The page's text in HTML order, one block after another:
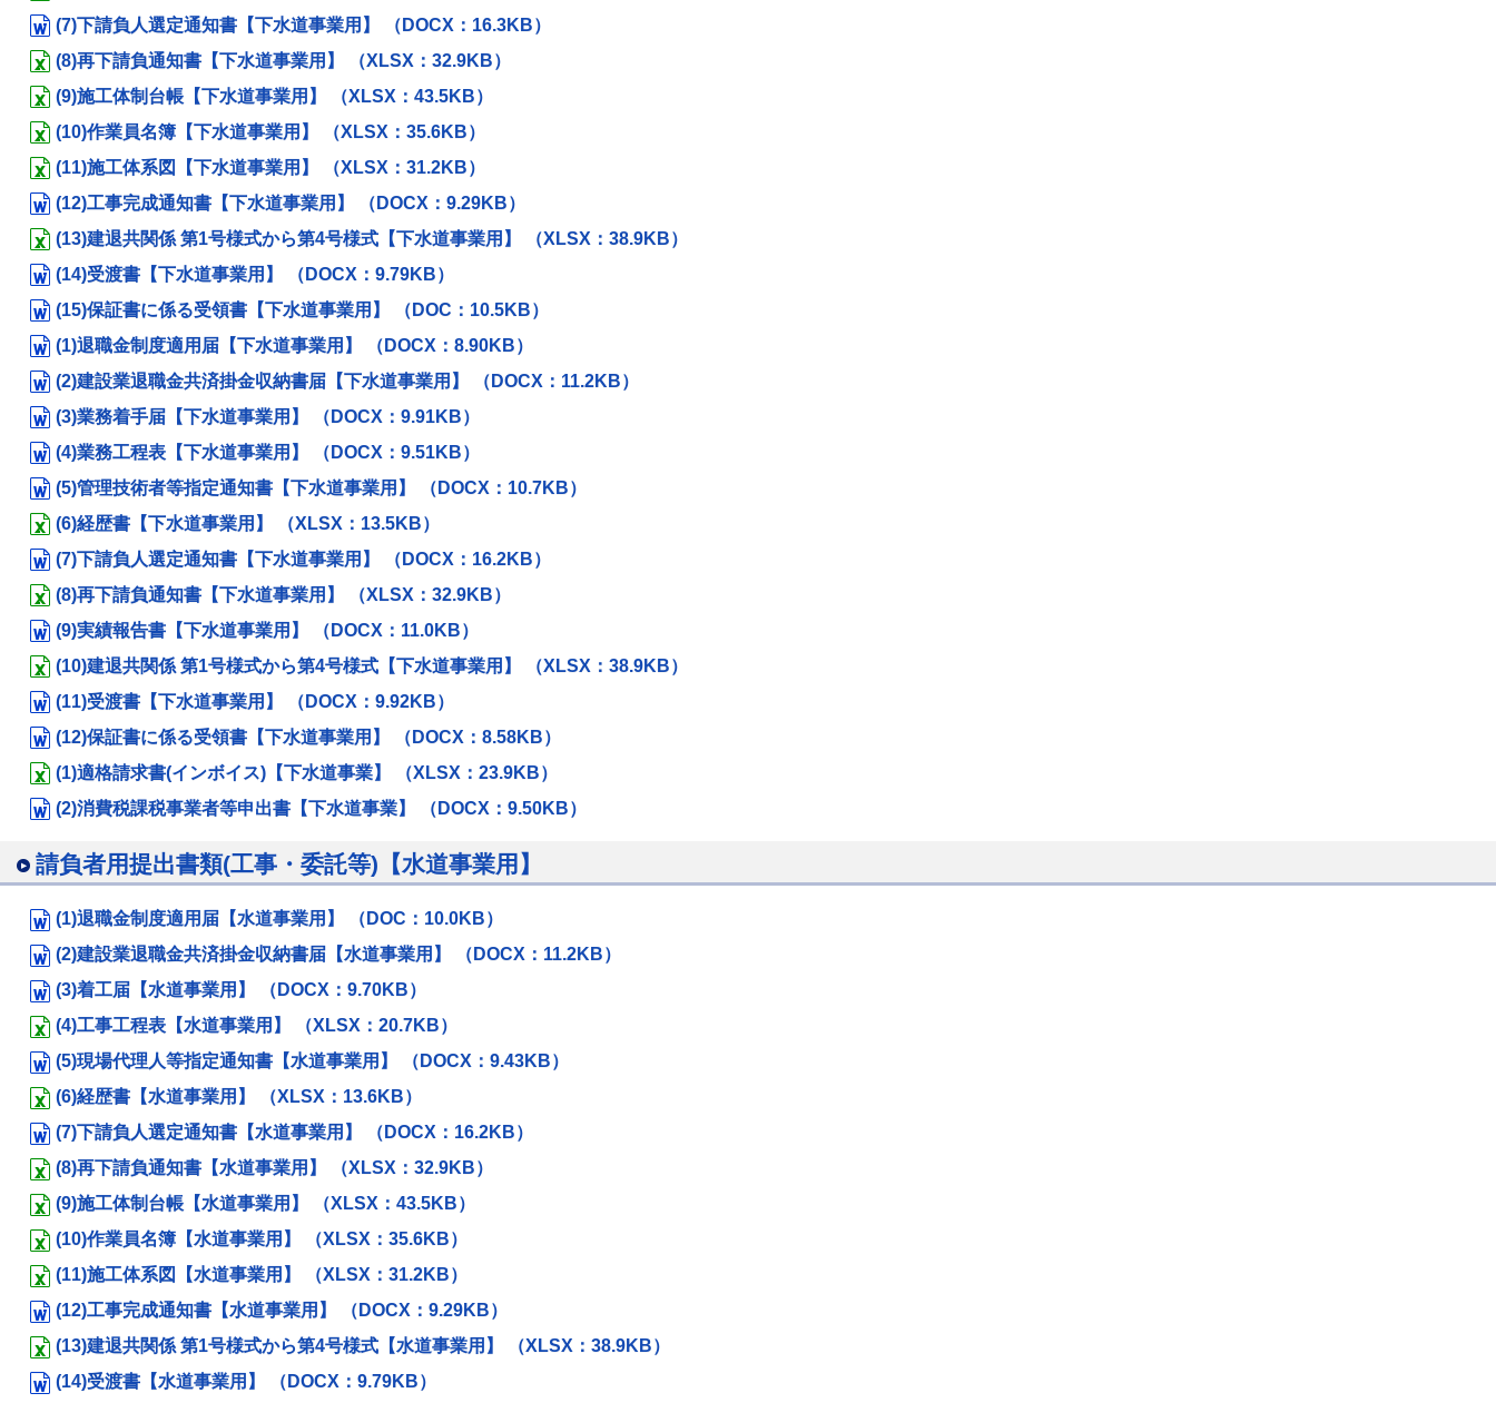
(7)下請負人選定通知書【下水道事業用】 （DOCX：16.3KB）
(8)再下請負通知書【下水道事業用】 （XLSX：32.9KB）
(9)施工体制台帳【下水道事業用】 （XLSX：43.5KB）
(10)作業員名簿【下水道事業用】 （XLSX：35.6KB）
(11)施工体系図【下水道事業用】 （XLSX：31.2KB）
(12)工事完成通知書【下水道事業用】 （DOCX：9.29KB）
(13)建退共関係 第1号様式から第4号様式【下水道事業用】 （XLSX：38.9KB）
(14)受渡書【下水道事業用】 （DOCX：9.79KB）
(15)保証書に係る受領書【下水道事業用】 （DOC：10.5KB）
(1)退職金制度適用届【下水道事業用】 （DOCX：8.90KB）
(2)建設業退職金共済掛金収納書届【下水道事業用】 （DOCX：11.2KB）
(3)業務着手届【下水道事業用】 （DOCX：9.91KB）
(4)業務工程表【下水道事業用】 （DOCX：9.51KB）
(5)管理技術者等指定通知書【下水道事業用】 （DOCX：10.7KB）
(6)経歴書【下水道事業用】 （XLSX：13.5KB）
(7)下請負人選定通知書【下水道事業用】 （DOCX：16.2KB）
(8)再下請負通知書【下水道事業用】 （XLSX：32.9KB）
(9)実績報告書【下水道事業用】 （DOCX：11.0KB）
(10)建退共関係 第1号様式から第4号様式【下水道事業用】 （XLSX：38.9KB）
(11)受渡書【下水道事業用】 （DOCX：9.92KB）
(12)保証書に係る受領書【下水道事業用】 （DOCX：8.58KB）
(1)適格請求書(インボイス)【下水道事業】 （XLSX：23.9KB）
(2)消費税課税事業者等申出書【下水道事業】 （DOCX：9.50KB）
請負者用提出書類(工事・委託等)【水道事業用】
(1)退職金制度適用届【水道事業用】 （DOC：10.0KB）
(2)建設業退職金共済掛金収納書届【水道事業用】 （DOCX：11.2KB）
(3)着工届【水道事業用】 （DOCX：9.70KB）
(4)工事工程表【水道事業用】 （XLSX：20.7KB）
(5)現場代理人等指定通知書【水道事業用】 （DOCX：9.43KB）
(6)経歴書【水道事業用】 （XLSX：13.6KB）
(7)下請負人選定通知書【水道事業用】 （DOCX：16.2KB）
(8)再下請負通知書【水道事業用】 （XLSX：32.9KB）
(9)施工体制台帳【水道事業用】 （XLSX：43.5KB）
(10)作業員名簿【水道事業用】 （XLSX：35.6KB）
(11)施工体系図【水道事業用】 （XLSX：31.2KB）
(12)工事完成通知書【水道事業用】 （DOCX：9.29KB）
(13)建退共関係 第1号様式から第4号様式【水道事業用】 （XLSX：38.9KB）
(14)受渡書【水道事業用】 （DOCX：9.79KB）